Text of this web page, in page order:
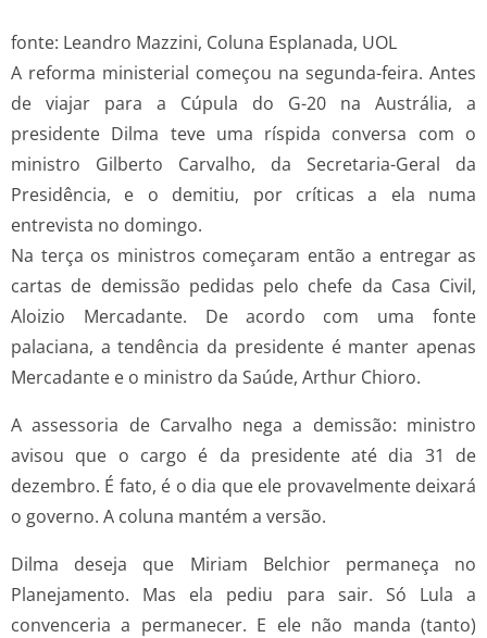
fonte: Leandro Mazzini, Coluna Esplanada, UOL
A reforma ministerial começou na segunda-feira. Antes
de viajar para a Cúpula do G-20 na Austrália, a
presidente Dilma teve uma ríspida conversa com o
ministro Gilberto Carvalho, da Secretaria-Geral da
Presidência, e o demitiu, por críticas a ela numa
entrevista no domingo.
Na terça os ministros começaram então a entregar as
cartas de demissão pedidas pelo chefe da Casa Civil,
Aloizio Mercadante. De acordo com uma fonte
palaciana, a tendência da presidente é manter apenas
Mercadante e o ministro da Saúde, Arthur Chioro.
A assessoria de Carvalho nega a demissão: ministro
avisou que o cargo é da presidente até dia 31 de
dezembro. É fato, é o dia que ele provavelmente deixará
o governo. A coluna mantém a versão.
Dilma deseja que Miriam Belchior permaneça no
Planejamento. Mas ela pediu para sair. Só Lula a
convenceria a permanecer. E ele não manda (tanto)